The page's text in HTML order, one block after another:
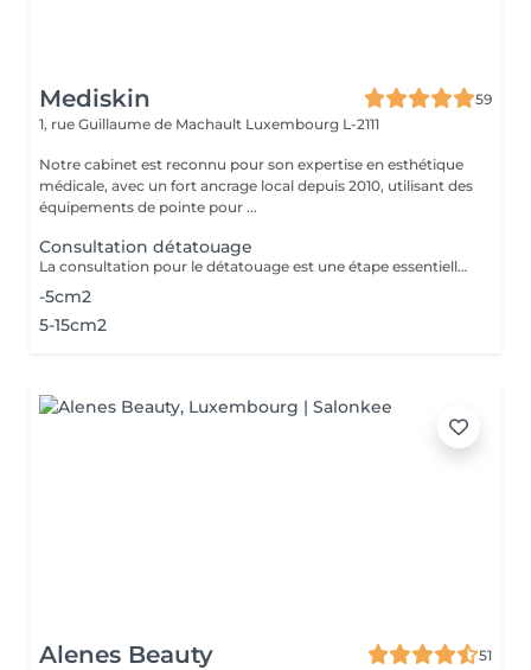
Mediskin
59
1, rue Guillaume de Machault Luxembourg L-2111
Notre cabinet est reconnu pour son expertise en esthétique
médicale, avec un fort ancrage local depuis 2010, utilisant des
équipements de pointe pour ...
Consultation détatouage
La consultation pour le détatouage est une étape essentielle avant le traitement. Elle permet d'évaluer la taille, les couleurs et la profondeur du tatouage, ainsi que le type de peau du patient. Le professionnel explique le déroulement du traitement, le nombre de séances nécessaires et les éventuels effets secondaires. C'est aussi le moment pour poser toutes vos questions et discuter des attentes en termes de résultats
-5cm2
5-15cm2
Alenes Beauty
51